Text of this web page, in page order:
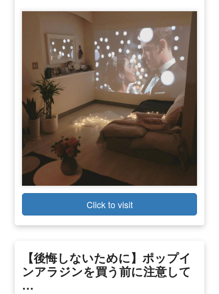
Click to visit
【後悔しないために】ポップイ
ンアラジンを買う前に注意して
…